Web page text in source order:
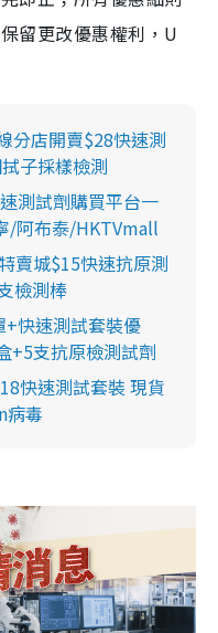
留更改優惠權利，U
分店開賣$28快速測
子採樣檢測
測試劑購買平台一
/阿布泰/HKTVmall
賣城$15快速抗原測
檢測棒
+快速測試套裝優
+5支抗原檢測試劑
快速測試套裝 現貨
病毒